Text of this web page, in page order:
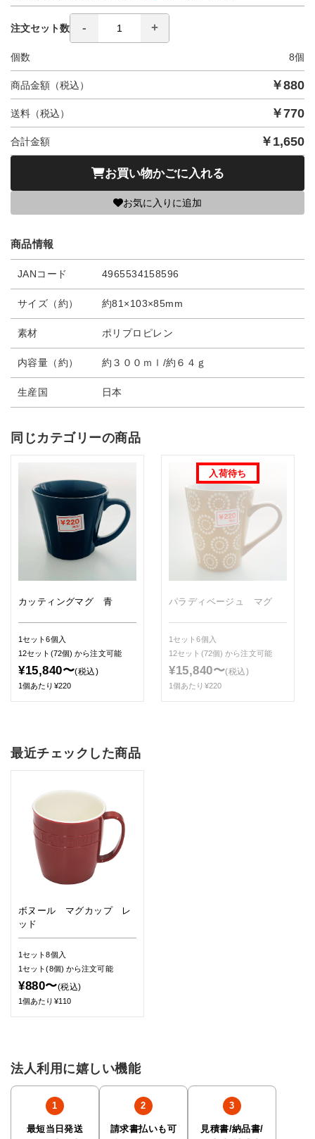
注文セット数
個数 8個
商品金額（税込） ￥880
送料（税込） ￥770
合計金額 ￥ 1,650
お買い物かごに入れる
お気に入りに追加
商品情報
JANコード 4965534158596
サイズ（約） 約81×103×85mm
素材 ポリプロピレン
内容量（約） 約３００ｍｌ/約６４ｇ
生産国 日本
同じカテゴリーの商品
カッティングマグ 青
1セット6個入
12セット(72個)から注文可能
¥15,840〜(税込)
1個あたり¥220
パラディベージュ マグ
1セット6個入
12セット(72個)から注文可能
¥15,840〜(税込)
1個あたり¥220
最近チェックした商品
ボヌール マグカップ レ
ッド
1セット8個入
1セット(8個) から注文可能
¥880〜(税込)
1個あたり¥110
法人利用に嬉しい機能
最短当日発送 請求書払いも可 見積書/納品書/